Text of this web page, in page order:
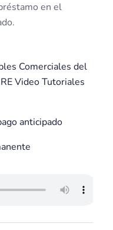
en el
Comerciales del
Video Tutoriales
anticipado